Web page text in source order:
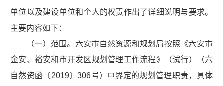
单位以及建设单位和个人的权责作出了详细说明与要求。
主要内容如下：
（一）范围。六安市自然资源和规划局按照《六安市
金安、裕安和市开发区规划管理工作流程》（试行）（六
自然资函〔2019〕306号）中界定的规划管理职责，具体